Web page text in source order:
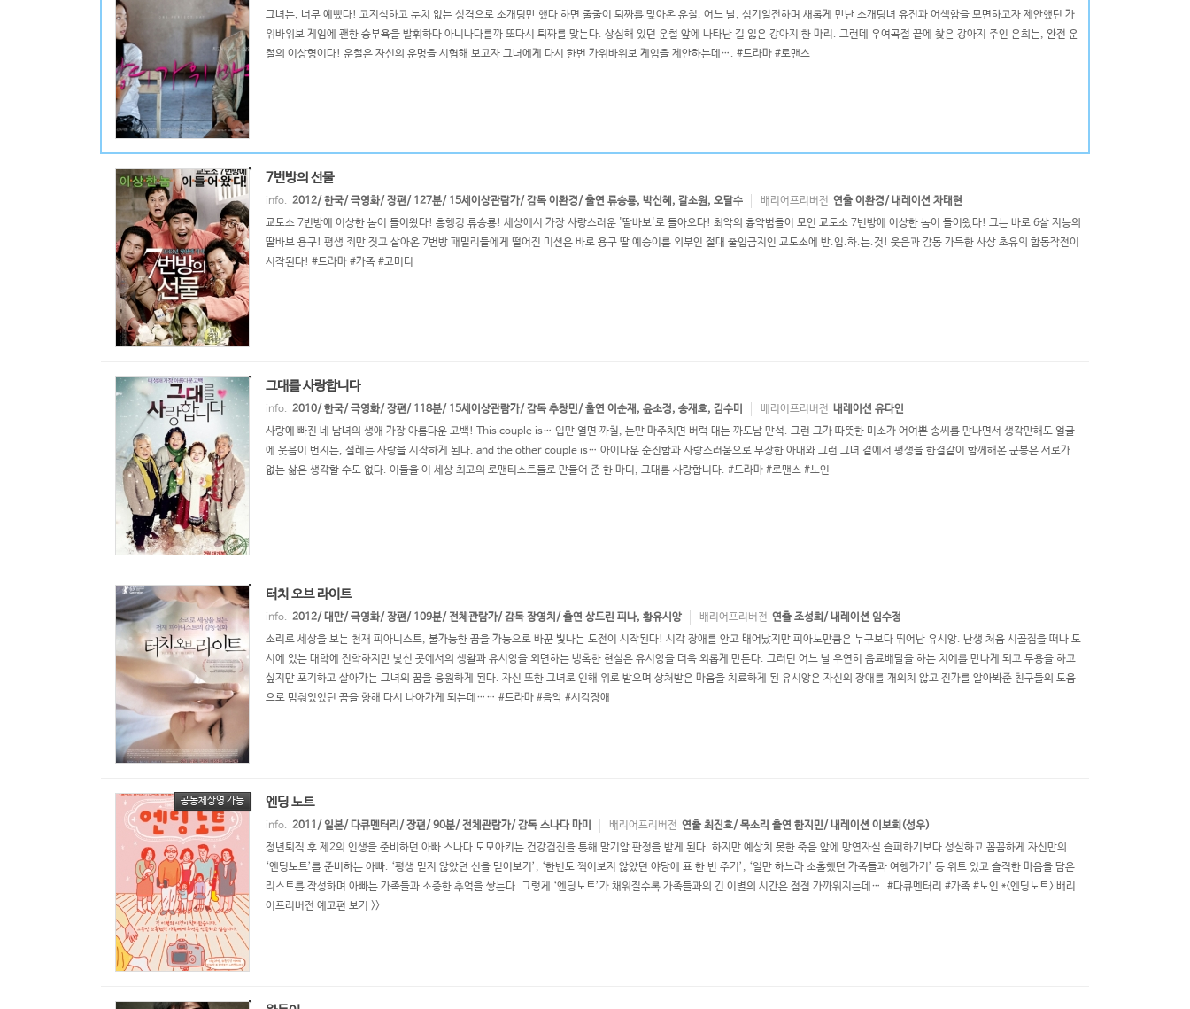
그녀는, 너무 예뻤다! 고지식하고 눈치 없는 성격으로 소개팅만 했다 하면 줄줄이 퇴짜를 맞아온 운철. 어느 날, 심기일전하며 새롭게 만난 소개팅녀 유진과 어색함을 모면하고자 제안했던 가
위바위보 게임에 괜한 승부욕을 발휘하다 아니나다를까 또다시 퇴짜를 맞는다. 상심해 있던 운철 앞에 나타난 길 잃은 강아지 한 마리. 그런데 우여곡절 끝에 찾은 강아지 주인 은희는, 완전 운
철의 이상형이다! 운철은 자신의 운명을 시험해 보고자 그녀에게 다시 한번 가위바위보 게임을 제안하는데…. #드라마 #로맨스
7번방의 선물
info. 2012/ 한국/ 극영화/ 장편/ 127분/ 15세이상관람가/ 감독 이환경/ 출연 류승룡, 박신혜, 갈소원, 오달수 배리어프리버전 연출 이환경/ 내레이션 차태현
교도소 7번방에 이상한 놈이 들어왔다! 흥행킹 류승룡! 세상에서 가장 사랑스러운 '딸바보'로 돌아오다! 최악의 흉악범들이 모인 교도소 7번방에 이상한 놈이 들어왔다! 그는 바로 6살 지능의
딸바보 용구! 평생 죄만 짓고 살아온 7번방 패밀리들에게 떨어진 미션은 바로 용구 딸 예승이를 외부인 절대 출입금지인 교도소에 반.입.하.는.것! 웃음과 감동 가득한 사상 초유의 합동작전이
시작된다! #드라마 #가족 #코미디
그대를 사랑합니다
info. 2010/ 한국/ 극영화/ 장편/ 118분/ 15세이상관람가/ 감독 추창민/ 출연 이순재, 윤소정, 송재호, 김수미 배리어프리버전 내레이션 유다인
사랑에 빠진 네 남녀의 생애 가장 아름다운 고백! This couple is… 입만 열면 까칠, 눈만 마주치면 버럭 대는 까도남 만석. 그런 그가 따뜻한 미소가 어여쁜 송씨를 만나면서 생각만해도 얼굴
에 웃음이 번지는, 설레는 사랑을 시작하게 된다. and the other couple is… 아이다운 순진함과 사랑스러움으로 무장한 아내와 그런 그녀 곁에서 평생을 한결같이 함께해온 군봉은 서로가
없는 삶은 생각할 수도 없다. 이들을 이 세상 최고의 로맨티스트들로 만들어 준 한 마디, 그대를 사랑합니다. #드라마 #로맨스 #노인
터치 오브 라이트
info. 2012/ 대만/ 극영화/ 장편/ 109분/ 전체관람가/ 감독 장영치/ 출연 상드린 피나, 황유시앙 배리어프리버전 연출 조성희/ 내레이션 임수정
소리로 세상을 보는 천재 피아니스트, 불가능한 꿈을 가능으로 바꾼 빛나는 도전이 시작된다! 시각 장애를 안고 태어났지만 피아노만큼은 누구보다 뛰어난 유시앙. 난생 처음 시골집을 떠나 도
시에 있는 대학에 진학하지만 낯선 곳에서의 생활과 유시앙을 외면하는 냉혹한 현실은 유시앙을 더욱 외롭게 만든다. 그러던 어느 날 우연히 음료배달을 하는 치에를 만나게 되고 무용을 하고
싶지만 포기하고 살아가는 그녀의 꿈을 응원하게 된다. 자신 또한 그녀로 인해 위로 받으며 상처받은 마음을 치료하게 된 유시앙은 자신의 장애를 개의치 않고 진가를 알아봐준 친구들의 도움
으로 멈춰있었던 꿈을 향해 다시 나아가게 되는데…… #드라마 #음악 #시각장애
공동체상영 가능 엔딩 노트
info. 2011/ 일본/ 다큐멘터리/ 장편/ 90분/ 전체관람가/ 감독 스나다 마미 배리어프리버전 연출 최진호/ 목소리 출연 한지민/ 내레이션 이보희(성우)
정년퇴직 후 제2의 인생을 준비하던 아빠 스나다 도모아키는 건강검진을 통해 말기암 판정을 받게 된다. 하지만 예상치 못한 죽음 앞에 망연자실 슬퍼하기보다 성실하고 꼼꼼하게 자신만의
‘엔딩노트’를 준비하는 아빠. ‘평생 믿지 않았던 신을 믿어보기’, ‘한번도 찍어보지 않았던 야당에 표 한 번 주기’, ‘일만 하느라 소홀했던 가족들과 여행가기’ 등 위트 있고 솔직한 마음을 담은
리스트를 작성하며 아빠는 가족들과 소중한 추억을 쌓는다. 그렇게 ‘엔딩노트’가 채워질수록 가족들과의 긴 이별의 시간은 점점 가까워지는데…. #다큐멘터리 #가족 #노인 *<엔딩노트> 배리
어프리버전 예고편 보기 >>